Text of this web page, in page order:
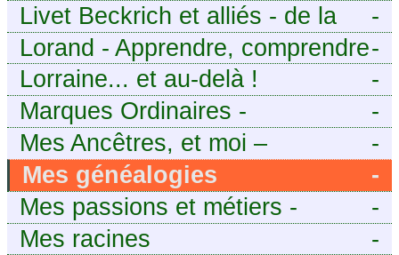
-
Livet Beckrich et alliés - de la
généalogie à l’écriture.
-
Lorand - Apprendre, comprendre
et transmettre pour exister.
(Descartes)
-
Lorraine... et au-delà !
-
Marques Ordinaires -
Généalogie de Moselle et
d’ailleurs
-
Mes Ancêtres, et moi –
Découvrez mes aïeux en Ille-et-
Vilaine et ailleurs
-
Mes généalogies
-
Mes passions et métiers -
Généalogie et Tir à l’Arc
-
Mes racines